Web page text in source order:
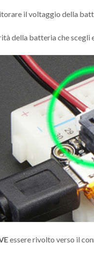
il voltaggio della
della batteria che scegli
essere rivolto verso il